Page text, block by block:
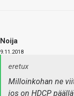
Noija
9.11.2018
eretux
Milloinkohan ne
jos on HDCP